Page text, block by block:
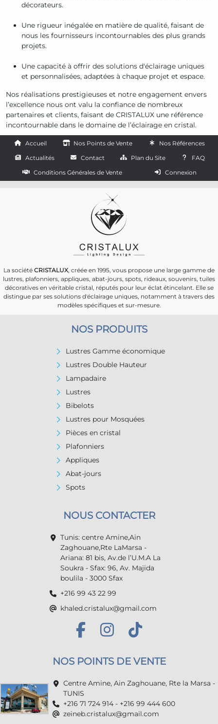
décorateurs.
Une rigueur inégalée en matière de qualité, faisant de
nous les fournisseurs incontournables des plus grands
projets.
Une capacité à offrir des solutions d'éclairage uniques
et personnalisées, adaptées à chaque projet et espace.
Nos réalisations prestigieuses et notre engagement envers
l’excellence nous ont valu la confiance de nombreux
partenaires et clients, faisant de CRISTALUX une référence
incontournable dans le domaine de l’éclairage en cristal.
Accueil Nos Points de Vente
Nos Références
Actualités
Contact Plan du Site
FAQ
Conditions Générales de Vente
Connexion
La société CRISTALUX, créée en 1995, vous propose une large gamme de
lustres, plafonniers, appliques, abat-jours, spots, rideaux, souvenirs, tuiles
décoratives en véritable cristal, réputés pour leur éclat étincelant. Elle se
distingue par ses solutions d'éclairage uniques, notamment à travers des
modèles spécifiques et sur-mesure.
NOS PRODUITS
Lustres Gamme économique
Lustres Double Hauteur
Lampadaire
Lustres
Bibelots
Lustres pour Mosquées
Pièces en cristal
Plafonniers
Appliques
Abat-jours
Spots
NOUS CONTACTER
Tunis: centre Amine,Ain
Zaghouane,Rte LaMarsa -
Ariana: 81 bis, Av.de l’U.M.A La
Soukra - Sfax: 96, Av. Majida
boulila - 3000 Sfax
+216 99 43 22 99
khaled.cristalux@gmail.com
NOS POINTS DE VENTE
Centre Amine, Ain Zaghouane, Rte la Marsa -
TUNIS
+216 71 724 914 - +216 99 444 600
zeineb.cristalux@gmail.com